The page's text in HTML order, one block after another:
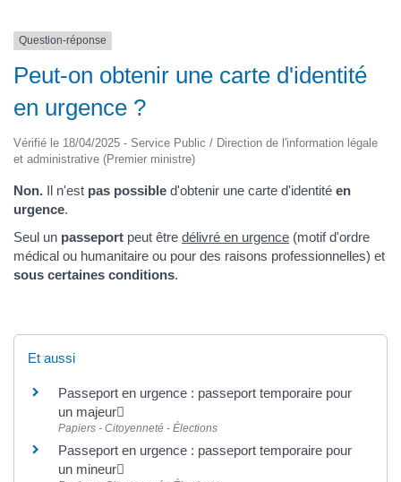
Question-réponse
Peut-on obtenir une carte d'identité
en urgence ?
Vérifié le 18/04/2025 - Service Public / Direction de l'information légale
et administrative (Premier ministre)
Non. Il n'est pas possible d'obtenir une carte d'identité en
urgence.
Seul un passeport peut être délivré en urgence (motif d'ordre
médical ou humanitaire ou pour des raisons professionnelles) et
sous certaines conditions.
Et aussi
Passeport en urgence : passeport temporaire pour
un majeur
Papiers - Citoyenneté - Élections
Passeport en urgence : passeport temporaire pour
un mineur